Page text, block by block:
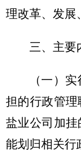
理改革、发展
三、主要
（一）
担的行政管
盐业公司加
能划归相关行